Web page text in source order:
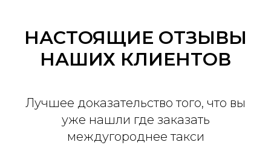
НАСТОЯЩИЕ ОТЗЫВЫ
НАШИХ КЛИЕНТОВ
Лучшее доказательство того, что вы
уже нашли где заказать
междугороднее такси